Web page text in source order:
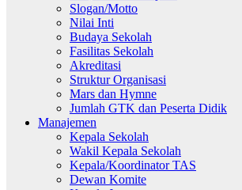
Slogan/Motto
Nilai Inti
Budaya Sekolah
Fasilitas Sekolah
Akreditasi
Struktur Organisasi
Mars dan Hymne
Jumlah GTK dan Peserta Didik
Manajemen
Kepala Sekolah
Wakil Kepala Sekolah
Kepala/Koordinator TAS
Dewan Komite